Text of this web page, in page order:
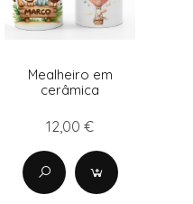
Mealheiro em
cerâmica
12,00 €